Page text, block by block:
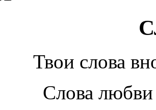
Твои слова
Слова